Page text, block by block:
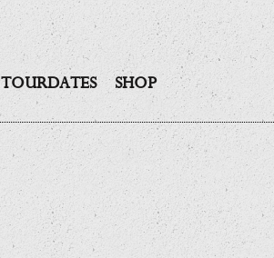
TOURDATES SHOP